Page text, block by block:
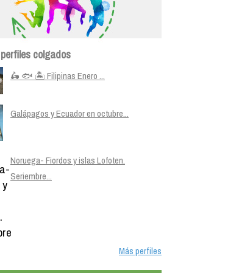
colgados
🛵 🐟 🏝️ Filipinas Enero ...
Galápagos y Ecuador en octubre...
Noruega- Fiordos y islas Lofoten.
Seriembre...
Más perfiles